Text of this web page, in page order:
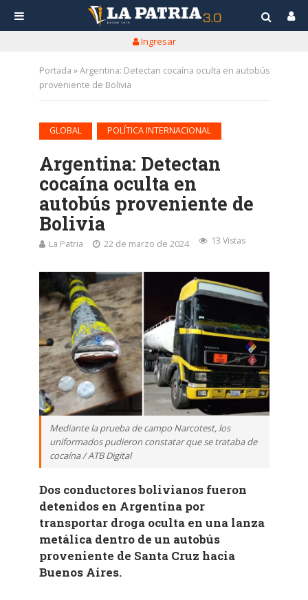
Ingresar
Portada »Argentina: Detectan cocaína oculta en autobús
proveniente de Bolivia
GLOBAL POLÍTICA INTERNACIONAL
Argentina: Detectan
cocaína oculta en
autobús proveniente de
Bolivia
La Patria 22 de marzo de 2024 13 Vistas
Mediante la prueba de campo Narcotest, los
uniformados pudieron constatar que se trataba de
cocaína / ATB Digital
Dos conductores bolivianos fueron
detenidos en Argentina por
transportar droga oculta en una lanza
metálica dentro de un autobús
proveniente de Santa Cruz hacia
Buenos Aires.